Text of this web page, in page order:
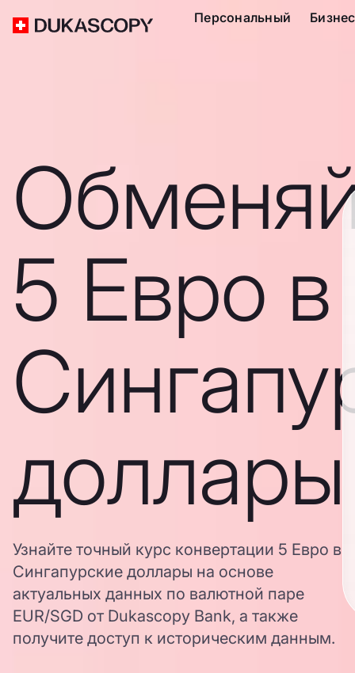
Персональный Бизнес
5 Евро в
доллары
Узнайте точный курс конвертации 5 Евро в
Сингапурские доллары на основе
актуальных данных по валютной паре
EUR/SGD от Dukascopy Bank, а также
получите доступ к историческим данным.